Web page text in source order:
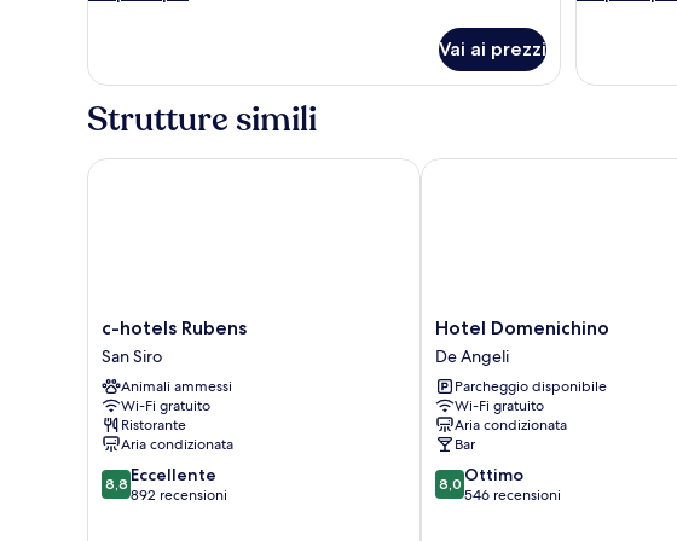
With
Bed
Double
With
Bed
Vai ai prezzi
Twin
Strutture simili
c-
hotels
Rubens
San
Siro
c-hotels Rubens
San Siro
Animali ammessi
Wi-Fi gratuito
Ristorante
Aria condizionata
8.8
su
8,8 Eccellente
892 recensioni
c-hotels Rubens
Hotel
Domenichino
De
Angeli
Hotel Domenichino
De Angeli
Parcheggio disponibile
Wi-Fi gratuito
Aria condizionata
Bar
8.0
su
8,0 Ottimo
546 recensioni
Hotel Domenichino